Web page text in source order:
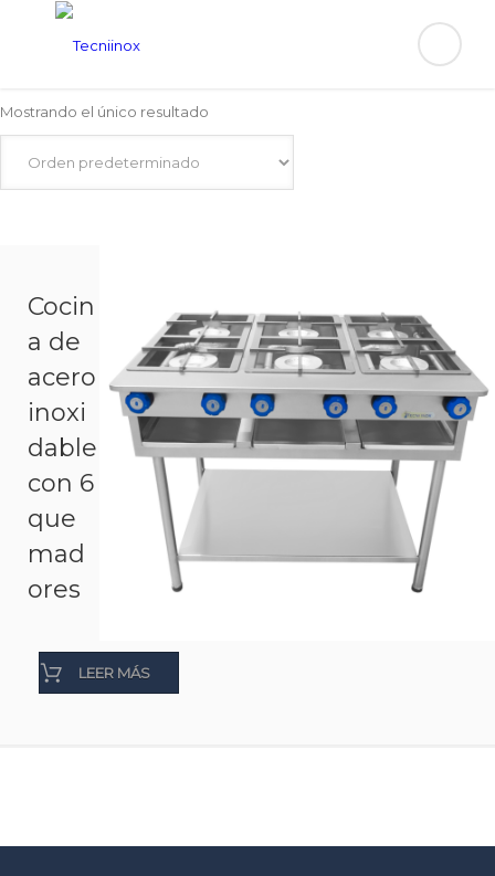
Mostrando el único resultado
Cocin
a de
acero
inoxi
dable
con 6
que
mad
ores
LEER MÁS